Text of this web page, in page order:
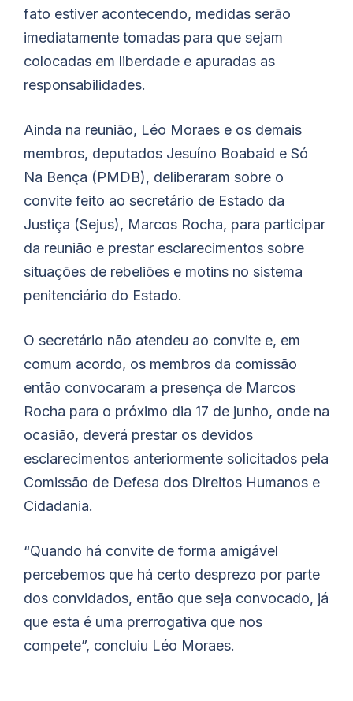
fato estiver acontecendo, medidas serão
imediatamente tomadas para que sejam
colocadas em liberdade e apuradas as
responsabilidades.
Ainda na reunião, Léo Moraes e os demais
membros, deputados Jesuíno Boabaid e Só
Na Bença (PMDB), deliberaram sobre o
convite feito ao secretário de Estado da
Justiça (Sejus), Marcos Rocha, para participar
da reunião e prestar esclarecimentos sobre
situações de rebeliões e motins no sistema
penitenciário do Estado.
O secretário não atendeu ao convite e, em
comum acordo, os membros da comissão
então convocaram a presença de Marcos
Rocha para o próximo dia 17 de junho, onde na
ocasião, deverá prestar os devidos
esclarecimentos anteriormente solicitados pela
Comissão de Defesa dos Direitos Humanos e
Cidadania.
“Quando há convite de forma amigável
percebemos que há certo desprezo por parte
dos convidados, então que seja convocado, já
que esta é uma prerrogativa que nos
compete”, concluiu Léo Moraes.